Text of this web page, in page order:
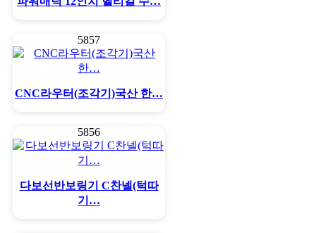
5857
CNC라우터(조각기)국산 한…
5856
다보선반보링기 C찬넬(턱따
기…